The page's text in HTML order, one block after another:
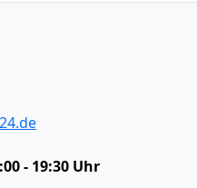
- 19:30 Uhr